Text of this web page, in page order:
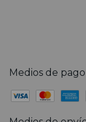
Medios de pago